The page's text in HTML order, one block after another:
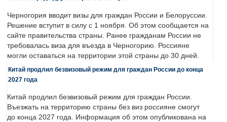
Черногория вводит визы для граждан России и Белоруссии.
Решение вступит в силу с 1 ноября. Об этом сообщается на
сайте правительства страны. Ранее гражданам России не
требовалась виза для въезда в Черногорию. Россияне
могли оставаться на территории этой страны до 30 дней.
Китай продлил безвизовый режим для граждан России до конца
2027 года
Китай продлил безвизовый режим для граждан России.
Въезжать на территорию страны без виз россияне смогут
до конца 2027 года. Информация об этом опубликована на